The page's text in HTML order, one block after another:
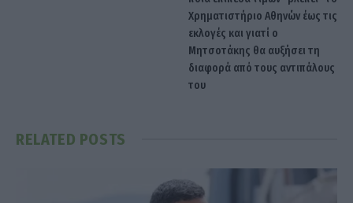
Χρηματιστήριο Αθηνών έως τις
εκλογές και γιατί ο
Μητσοτάκης θα αυξήσει τη
διαφορά από τους αντιπάλους
του
RELATED POSTS